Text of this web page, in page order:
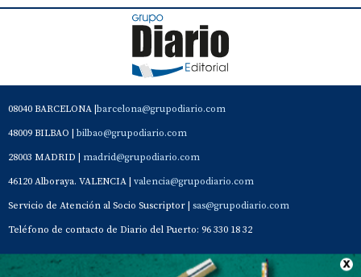
08040 BARCELONA | barcelona@grupodiario.com
48009 BILBAO | bilbao@grupodiario.com
28003 MADRID | madrid@grupodiario.com
46120 Alboraya. VALENCIA | valencia@grupodiario.com
Servicio de Atención al Socio Suscriptor | sas@grupodiario.com
Teléfono de contacto de Diario del Puerto: 96 330 18 32
Contacto Aviso Legal Quiénes somos Política de privacidad